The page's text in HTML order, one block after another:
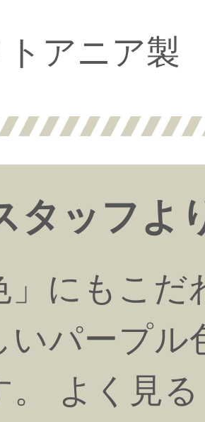
トアニア製
タッフよ
」にもこ
いパープル
。 よく見